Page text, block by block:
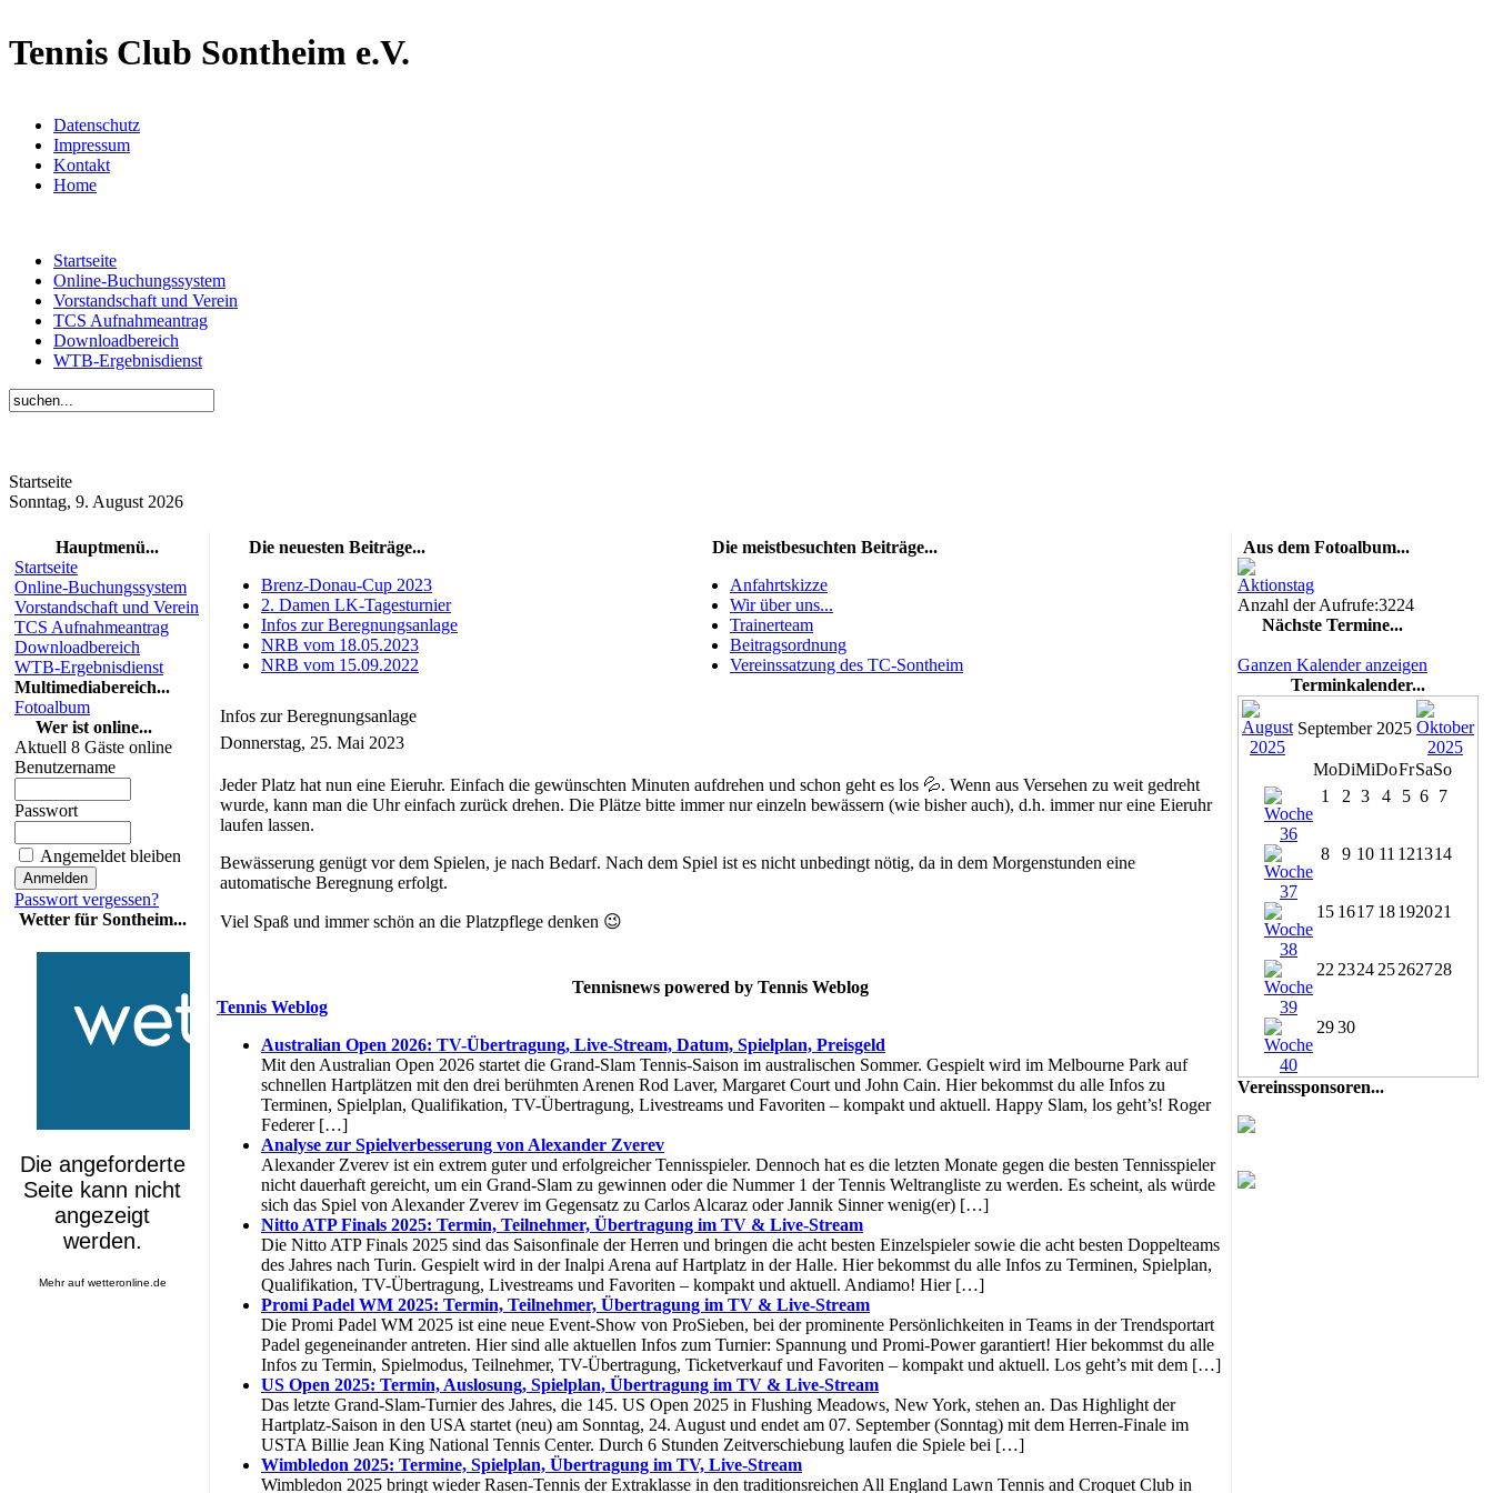
Tennis Club Sontheim e.V.
Datenschutz
Impressum
Kontakt
Home
Startseite
Online-Buchungssystem
Vorstandschaft und Verein
TCS Aufnahmeantrag
Downloadbereich
WTB-Ergebnisdienst
Startseite
Sonntag, 9. August 2026
Hauptmenü...
Startseite
Online-Buchungssystem
Vorstandschaft und Verein
TCS Aufnahmeantrag
Downloadbereich
WTB-Ergebnisdienst
Multimediabereich...
Fotoalbum
Wer ist online...
Aktuell 8 Gäste online
Benutzername
Passwort
Angemeldet bleiben
Passwort vergessen?
Wetter für Sontheim...
Mehr auf wetteronline.de
Die neuesten Beiträge...
Brenz-Donau-Cup 2023
2. Damen LK-Tagesturnier
Infos zur Beregnungsanlage
NRB vom 18.05.2023
NRB vom 15.09.2022
Die meistbesuchten Beiträge...
Anfahrtskizze
Wir über uns...
Trainerteam
Beitragsordnung
Vereinssatzung des TC-Sontheim
Infos zur Beregnungsanlage
Donnerstag, 25. Mai 2023
Jeder Platz hat nun eine Eieruhr. Einfach die gewünschten Minuten aufdrehen und schon geht es los 💦. Wenn aus Versehen zu weit gedreht
wurde, kann man die Uhr einfach zurück drehen. Die Plätze bitte immer nur einzeln bewässern (wie bisher auch), d.h. immer nur eine Eieruhr
laufen lassen.
Bewässerung genügt vor dem Spielen, je nach Bedarf. Nach dem Spiel ist es nicht unbedingt nötig, da in dem Morgenstunden eine
automatische Beregnung erfolgt.
Viel Spaß und immer schön an die Platzpflege denken 😉
Tennisnews powered by Tennis Weblog
Tennis Weblog
Australian Open 2026: TV-Übertragung, Live-Stream, Datum, Spielplan, Preisgeld
Mit den Australian Open 2026 startet die Grand-Slam Tennis-Saison im australischen Sommer. Gespielt wird im Melbourne Park auf
schnellen Hartplätzen mit den drei berühmten Arenen Rod Laver, Margaret Court und John Cain. Hier bekommst du alle Infos zu
Terminen, Spielplan, Qualifikation, TV-Übertragung, Livestreams und Favoriten – kompakt und aktuell. Happy Slam, los geht’s! Roger
Federer […]
Analyse zur Spielverbesserung von Alexander Zverev
Alexander Zverev ist ein extrem guter und erfolgreicher Tennisspieler. Dennoch hat es die letzten Monate gegen die besten Tennisspieler
nicht dauerhaft gereicht, um ein Grand-Slam zu gewinnen oder die Nummer 1 der Tennis Weltrangliste zu werden. Es scheint, als würde
sich das Spiel von Alexander Zverev im Gegensatz zu Carlos Alcaraz oder Jannik Sinner wenig(er) […]
Nitto ATP Finals 2025: Termin, Teilnehmer, Übertragung im TV & Live-Stream
Die Nitto ATP Finals 2025 sind das Saisonfinale der Herren und bringen die acht besten Einzelspieler sowie die acht besten Doppelteams
des Jahres nach Turin. Gespielt wird in der Inalpi Arena auf Hartplatz in der Halle. Hier bekommst du alle Infos zu Terminen, Spielplan,
Qualifikation, TV-Übertragung, Livestreams und Favoriten – kompakt und aktuell. Andiamo! Hier […]
Promi Padel WM 2025: Termin, Teilnehmer, Übertragung im TV & Live-Stream
Die Promi Padel WM 2025 ist eine neue Event-Show von ProSieben, bei der prominente Persönlichkeiten in Teams in der Trendsportart
Padel gegeneinander antreten. Hier sind alle aktuellen Infos zum Turnier: Spannung und Promi-Power garantiert! Hier bekommst du alle
Infos zu Termin, Spielmodus, Teilnehmer, TV-Übertragung, Ticketverkauf und Favoriten – kompakt und aktuell. Los geht’s mit dem […]
US Open 2025: Termin, Auslosung, Spielplan, Übertragung im TV & Live-Stream
Das letzte Grand-Slam-Turnier des Jahres, die 145. US Open 2025 in Flushing Meadows, New York, stehen an. Das Highlight der
Hartplatz-Saison in den USA startet (neu) am Sonntag, 24. August und endet am 07. September (Sonntag) mit dem Herren-Finale im
USTA Billie Jean King National Tennis Center. Durch 6 Stunden Zeitverschiebung laufen die Spiele bei […]
Wimbledon 2025: Termine, Spielplan, Übertragung im TV, Live-Stream
Wimbledon 2025 bringt wieder Rasen-Tennis der Extraklasse in den traditionsreichen All England Lawn Tennis and Croquet Club in
Aus dem Fotoalbum...
Aktionstag
Anzahl der Aufrufe:3224
Nächste Termine...
Ganzen Kalender anzeigen
Terminkalender...
September 2025
MoDiMiDoFrSaSo
1
2 3 4 5 6 7
8 9 10 11 121314
15 1617 18192021
22 2324 25262728
2930
Vereinssponsoren...